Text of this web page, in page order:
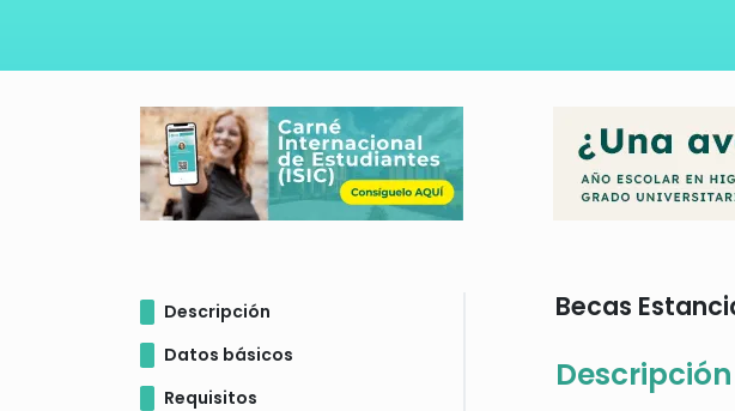
Descripción
Datos básicos
Requisitos
Becas
Descripción